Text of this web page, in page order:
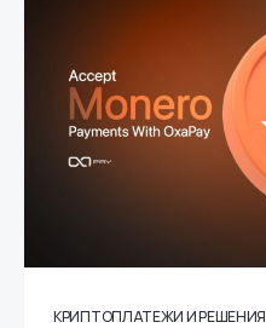
КРИПТОПЛАТЕЖИ И РЕШЕНИЯ